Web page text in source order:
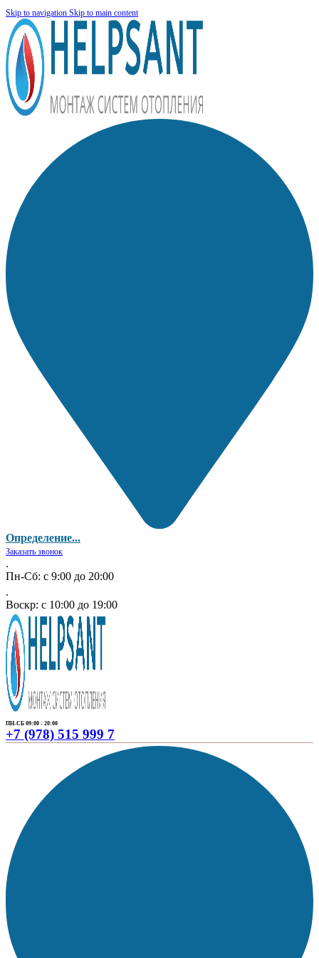
Skip to navigation Skip to main content
Определение...
Заказать звонок
.
Пн-Сб: с 9:00 до 20:00
.
Воскр: с 10:00 до 19:00
ПН-СБ 09:00 - 20:00
+7 (978) 515 999 7